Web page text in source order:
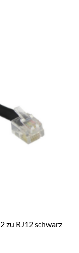
zu RJ12 schwarz